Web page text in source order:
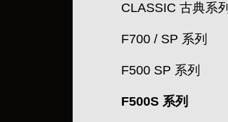
CLASSIC 古典系列
F700 / SP 系列
F500 SP 系列
F500S 系列